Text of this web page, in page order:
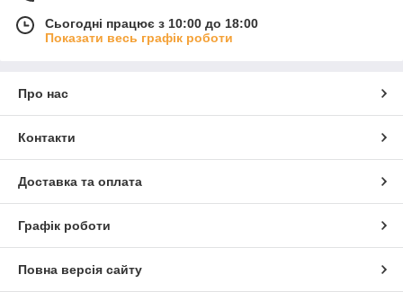
Сьогодні працює з 10:00 до 18:00
Показати весь графік роботи
Про нас
Контакти
Доставка та оплата
Графік роботи
Повна версія сайту